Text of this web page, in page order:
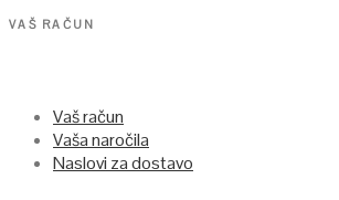
VAŠ RAČUN
Vaš račun
Vaša naročila
Naslovi za dostavo